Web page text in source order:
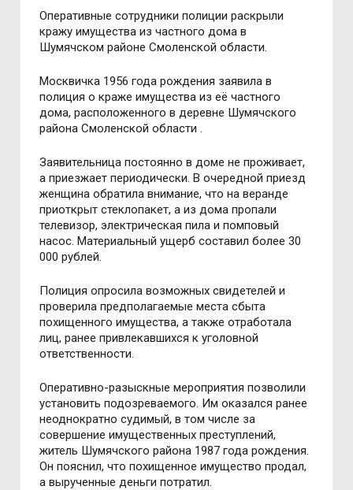
Оперативные сотрудники полиции раскрыли
кражу имущества из частного дома в
Шумячском районе Смоленской области.
Москвичка 1956 года рождения заявила в
полиция о краже имущества из её частного
дома, расположенного в деревне Шумячского
района Смоленской области .
Заявительница постоянно в доме не проживает,
а приезжает периодически. В очередной приезд
женщина обратила внимание, что на веранде
приоткрыт стеклопакет, а из дома пропали
телевизор, электрическая пила и помповый
насос. Материальный ущерб составил более 30
000 рублей.
Полиция опросила возможных свидетелей и
проверила предполагаемые места сбыта
похищенного имущества, а также отработала
лиц, ранее привлекавшихся к уголовной
ответственности.
Оперативно-разыскные мероприятия позволили
установить подозреваемого. Им оказался ранее
неоднократно судимый, в том числе за
совершение имущественных преступлений,
житель Шумячского района 1987 года рождения.
Он пояснил, что похищенное имущество продал,
а вырученные деньги потратил.